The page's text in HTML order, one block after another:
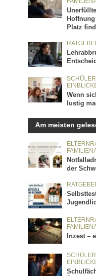
Platz
Wenn
lustig
Am meisten
der
Inzest –